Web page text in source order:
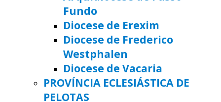
Fundo
Diocese de Erexim
Diocese de Frederico
Westphalen
Diocese de Vacaria
PROVÍNCIA ECLESIÁSTICA DE
PELOTAS